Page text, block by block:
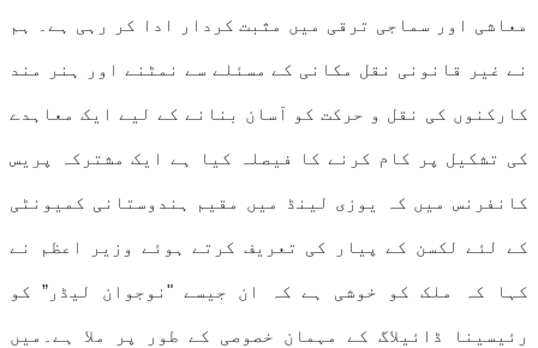
معاشی اور سماجی ترقی میں مثبت کردار ادا کر رہی ہے۔ ہم
نے غیر قانونی نقل مکانی کے مسئلے سے نمٹنے اور ہنر مند
کارکنوں کی نقل و حرکت کو آسان بنانے کے لیے ایک معاہدے
کی تشکیل پر کام کرنے کا فیصلہ کیا ہے ایک مشترکہ پریس
کانفرنس میں کہ یوزی لینڈ میں مقیم ہندوستانی کمیونٹی
کے لئے لکسن کے پیار کی تعریف کرتے ہوئے وزیر اعظم نے
کہا کہ ملک کو خوشی ہے کہ ان جیسے "نوجوان لیڈر” کو
رئیسینا ڈائیلاگ کے مہمان خصوصی کے طور پر ملا ہے۔میں